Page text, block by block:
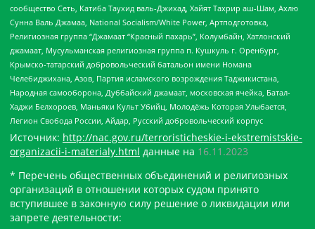
сообщество Сеть, Катиба Таухид валь-Джихад, Хайят Тахрир аш-Шам, Ахлю
Сунна Валь Джамаа, National Socialism/White Power, Артподготовка,
Религиозная группа “Джамаат “Красный пахарь”, Колумбайн, Хатлонский
джамаат, Мусульманская религиозная группа п. Кушкуль г. Оренбург,
Крымско-татарский добровольческий батальон имени Номана
Челебиджихана, Азов, Партия исламского возрождения Таджикистана,
Народная самооборона, Дуббайский джамаат, московская ячейка, Батал-
Хаджи Белхороев, Маньяки Культ Убийц, Молодёжь Которая Улыбается,
Легион Свобода России, Айдар, Русский добровольческий корпус
Источник: http://nac.gov.ru/terroristicheskie-i-ekstremistskie-
organizacii-i-materialy.html данные на 16.11.2023
* Перечень общественных объединений и религиозных
организаций в отношении которых судом принято
вступившее в законную силу решение о ликвидации или
запрете деятельности: